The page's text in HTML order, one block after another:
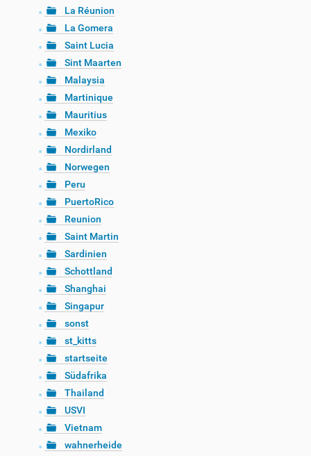
La Réunion
La Gomera
Saint Lucia
Sint Maarten
Malaysia
Martinique
Mauritius
Mexiko
Nordirland
Norwegen
Peru
PuertoRico
Reunion
Saint Martin
Sardinien
Schottland
Shanghai
Singapur
sonst
st_kitts
startseite
Südafrika
Thailand
USVI
Vietnam
wahnerheide